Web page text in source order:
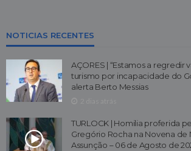
NOTICIAS RECENTES
AÇORES | “Estamos a regredir
turismo por incapacidade do
alerta Berto Messias
TURLOCK | Homilia proferida
Gregório Rocha na Novena de
Assunção – 06 de Agosto de